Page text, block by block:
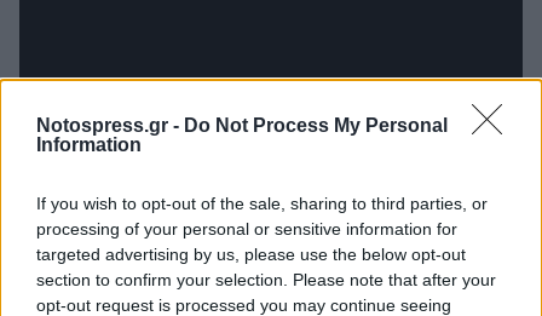
Notospress.gr - Do Not Process My Personal
Information
If you wish to opt-out of the sale, sharing to third parties, or
processing of your personal or sensitive information for
targeted advertising by us, please use the below opt-out
section to confirm your selection. Please note that after your
opt-out request is processed you may continue seeing
TAGS: ΠΟΛΙΤΙΣΜΟΣ